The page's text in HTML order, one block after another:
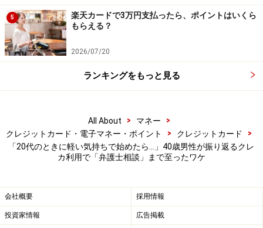
※記事内容は執筆時点のものです。最新の内容をご確認くださ
い。
本記事の内容は一般的な情報提供を目的としており、特定の金融
商品や投資行動を推奨するものではありません。
投資や資産運用に関する最終的なご判断はご自身の責任において
掲載情報の正確性・完全性については十分に配慮しております
が、その内容を保証するものではなく、これに基づく損失・損害
の公式情報をご確認ください。
【編集部からのお知らせ】
※抽選で20名にAmazonギフト券1000円分プレゼント
※謝礼付きの限定アンケートやモニター企画に参加が可能に
なります
5
楽天カードで3万円支払ったら、ポイントはいくら
もらえる？
2026/07/20
ランキングをもっと見る
All About > マネー
>
クレジットカード・電子マネー・ポイント
> クレジットカード
>
「20代のときに軽い気持ちで始めたら…」40歳男性が振り返るクレ
カ利用で「弁護士相談」まで至ったワケ
会社概要 採用情報
投資家情報 広告掲載